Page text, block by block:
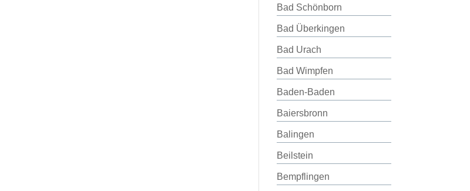
Bad Schönborn
Bad Überkingen
Bad Urach
Bad Wimpfen
Baden-Baden
Baiersbronn
Balingen
Beilstein
Bempflingen